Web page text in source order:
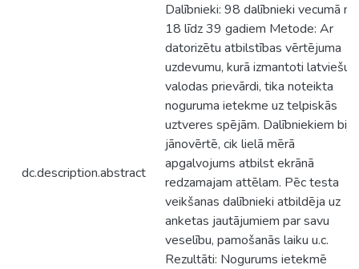
dc.description.abstract
Dalībnieki: 98 dalībnieki vecumā no
18 līdz 39 gadiem Metode: Ar
datorizētu atbilstības vērtējuma
uzdevumu, kurā izmantoti latviešu
valodas prievārdi, tika noteikta
noguruma ietekme uz telpiskās
uztveres spējām. Dalībniekiem bija
jānovērtē, cik lielā mērā
apgalvojums atbilst ekrānā
redzamajam attēlam. Pēc testa
veikšanas dalībnieki atbildēja uz
anketas jautājumiem par savu
veselību, pamošanās laiku u.c.
Rezultāti: Nogurums ietekmē